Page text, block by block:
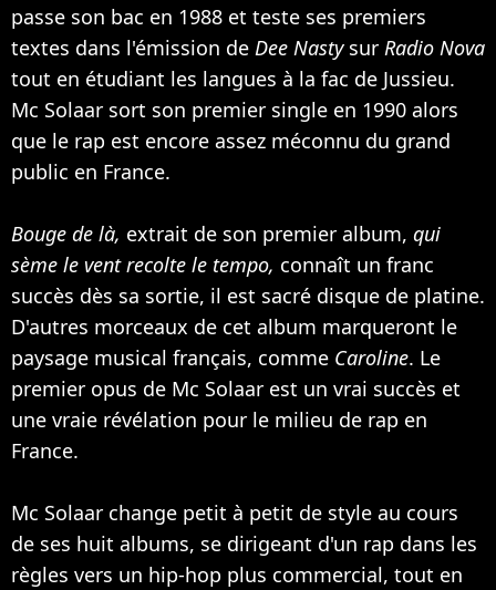
passe son bac en 1988 et teste ses premiers
textes dans l'émission de Dee Nastysur Radio Nova
tout en étudiant les langues à la fac de Jussieu.
Mc Solaar sort son premier single en 1990 alors
que le rap est encore assez méconnu du grand
public en France.
Bouge de là, extrait de son premier album, qui
sème le vent recolte le tempo, connaît un franc
succès dès sa sortie, il est sacré disque de platine.
D'autres morceaux de cet album marqueront le
paysage musical français, comme Caroline. Le
premier opus de Mc Solaar est un vrai succès et
une vraie révélation pour le milieu de rap en
France.
Mc Solaar change petit à petit de style au cours
de ses huit albums, se dirigeant d'un rap dans les
règles vers un hip-hop plus commercial, tout en